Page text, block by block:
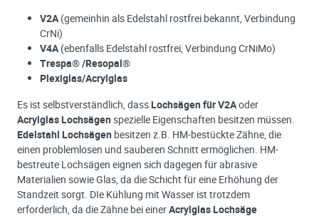
V2A(gemeinhin als Edelstahl rostfrei bekannt, Verbindung
CrNi)
V4A(ebenfalls Edelstahl rostfrei, Verbindung CrNiMo)
Trespa® /Resopal®
Plexiglas/Acrylglas
Es ist selbstverständlich, dass Lochsägen für V2Aoder
Acrylglas Lochsägen spezielle Eigenschaften besitzen müssen.
Edelstahl Lochsägen besitzen z.B. HM-bestückte Zähne, die
einen problemlosen und sauberen Schnitt ermöglichen. HM-
bestreute Lochsägen eignen sich dagegen für abrasive
Materialien sowie Glas, da die Schicht für eine Erhöhung der
Standzeit sorgt. DIe Kühlung mit Wasser ist trotzdem
erforderlich, da die Zähne bei einerAcrylglas Lochsäge